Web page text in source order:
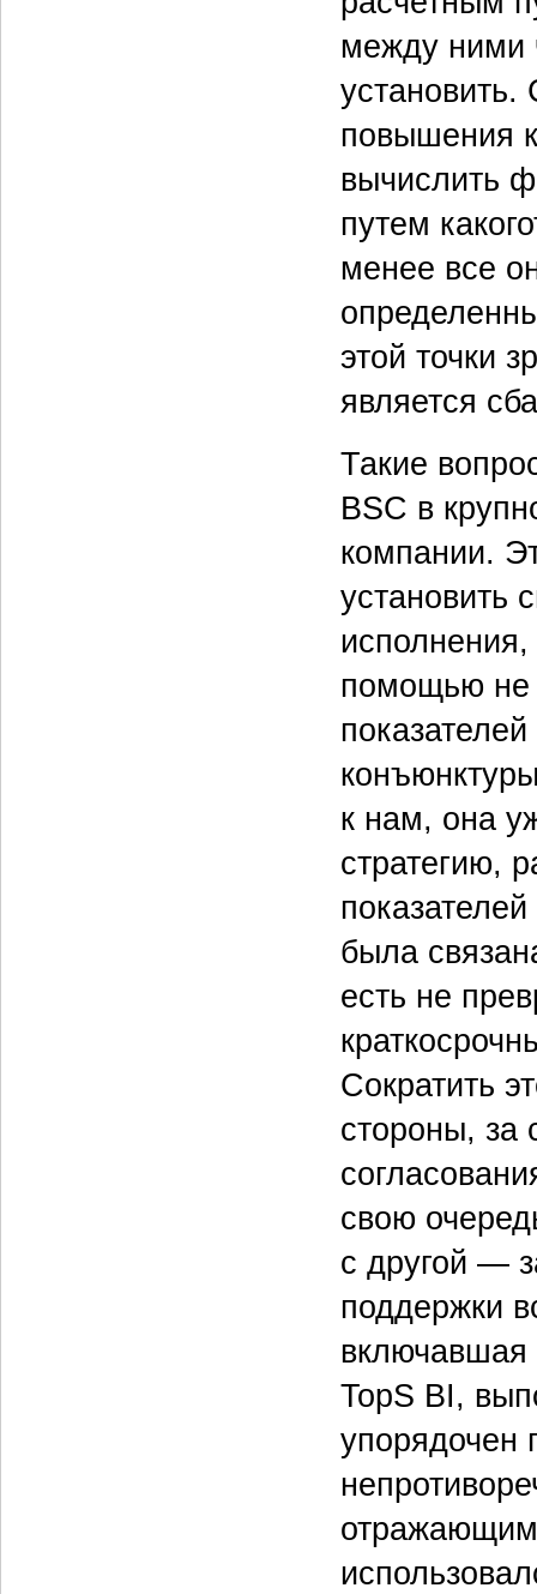
между ними
повышения
вычислить
путем
менее все
этой точки
является
Такие
BSC в
компании.
установить
исполнения,
помощью не
к нам, она
стратегию,
была
есть не
Сократить
стороны, за
свою
с другой —
поддержки
включавшая
TopS BI,
упорядочен
отражающим